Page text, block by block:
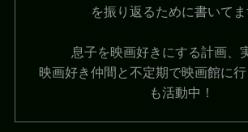
を振り返るために書いてま
息子を映画好きにする計画、
映画好き仲間と不定期で映画館に行
も活動中！